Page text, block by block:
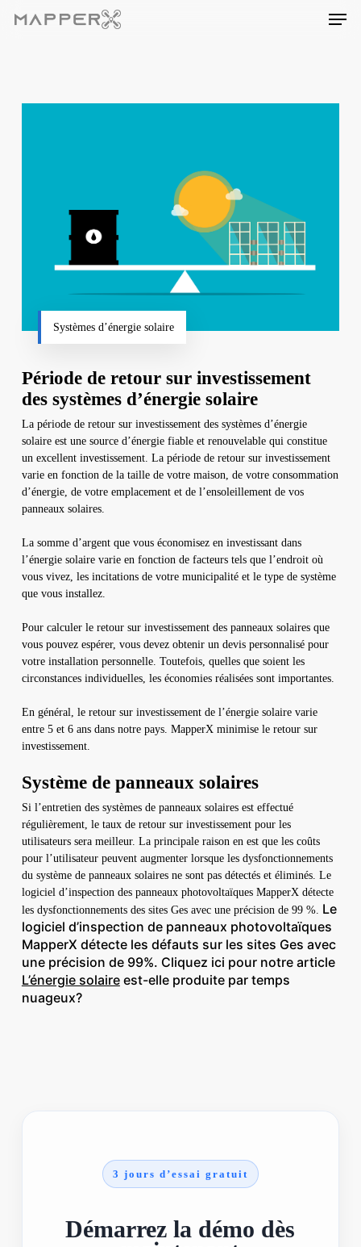
Menu
Systèmes d’énergie solaire
Période de retour sur investissement
des systèmes d’énergie solaire
La période de retour sur investissement des systèmes d’énergie
solaire est une source d’énergie fiable et renouvelable qui constitue
un excellent investissement. La période de retour sur investissement
varie en fonction de la taille de votre maison, de votre consommation
d’énergie, de votre emplacement et de l’ensoleillement de vos
panneaux solaires.
La somme d’argent que vous économisez en investissant dans
l’énergie solaire varie en fonction de facteurs tels que l’endroit où
vous vivez, les incitations de votre municipalité et le type de système
que vous installez.
Pour calculer le retour sur investissement des panneaux solaires que
vous pouvez espérer, vous devez obtenir un devis personnalisé pour
votre installation personnelle. Toutefois, quelles que soient les
circonstances individuelles, les économies réalisées sont importantes.
En général, le retour sur investissement de l’énergie solaire varie
entre 5 et 6 ans dans notre pays. MapperX minimise le retour sur
investissement.
Système de panneaux solaires
Si l’entretien des systèmes de panneaux solaires est effectué
régulièrement, le taux de retour sur investissement pour les
utilisateurs sera meilleur. La principale raison en est que les coûts
pour l’utilisateur peuvent augmenter lorsque les dysfonctionnements
du système de panneaux solaires ne sont pas détectés et éliminés. Le
logiciel d’inspection des panneaux photovoltaïques MapperX détecte
les dysfonctionnements des sites Ges avec une précision de 99 %. Le
logiciel d’inspection de panneaux photovoltaïques
MapperX détecte les défauts sur les sites Ges avec
une précision de 99%. Cliquez ici pour notre article
L’énergie solaireest-elle produite par temps
nuageux?
3 jours d’essai gratuit
Démarrez la démo dès